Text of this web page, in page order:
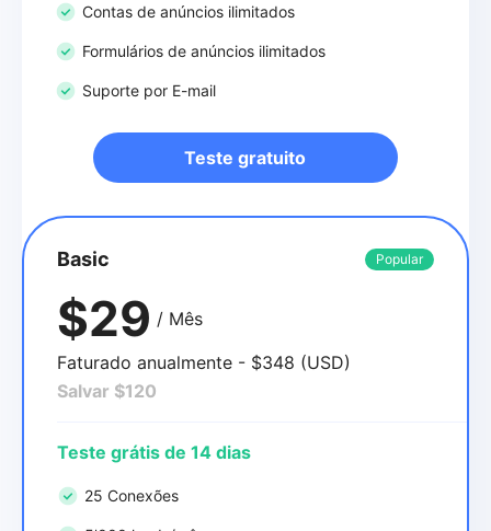
Contas de anúncios ilimitados
Formulários de anúncios ilimitados
Suporte por E-mail
Teste gratuito
Basic Popular
$29 / Mês
Faturado anualmente - $348 (USD)
Salvar $120
Teste grátis de 14 dias
25 Conexões